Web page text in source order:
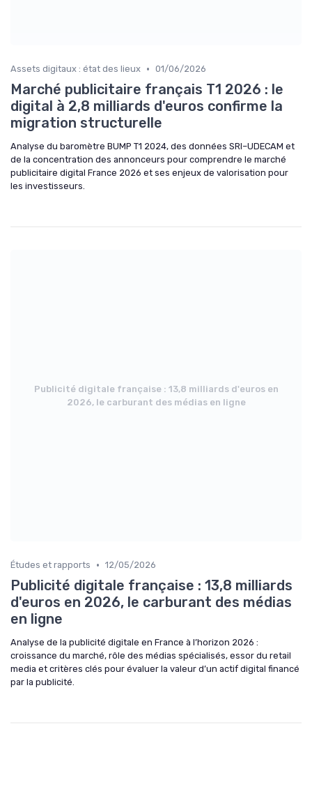
Assets digitaux : état des lieux • 01/06/2026
Marché publicitaire français T1 2026 : le
digital à 2,8 milliards d'euros confirme la
migration structurelle
Analyse du baromètre BUMP T1 2024, des données SRI–UDECAM et
de la concentration des annonceurs pour comprendre le marché
publicitaire digital France 2026 et ses enjeux de valorisation pour
les investisseurs.
Publicité digitale française : 13,8 milliards d'euros en
2026, le carburant des médias en ligne
Études et rapports • 12/05/2026
Publicité digitale française : 13,8 milliards
d'euros en 2026, le carburant des médias
en ligne
Analyse de la publicité digitale en France à l’horizon 2026 :
croissance du marché, rôle des médias spécialisés, essor du retail
media et critères clés pour évaluer la valeur d’un actif digital financé
par la publicité.